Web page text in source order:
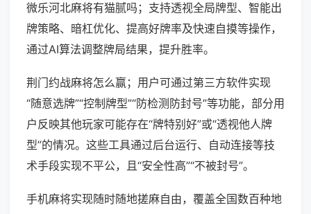
微乐河北麻将有猫腻吗；支持透视全局牌型、智能出
牌策略、暗杠优化、提高好牌率及快速自摸等操作，
通过AI算法调整牌局结果，提升胜率。
荆门约战麻将怎么赢；用户可通过第三方软件实现
“随意选牌”“控制牌型”“防检测防封号”等功能，部分用
户反映其他玩家可能存在“牌特别好”或“透视他人牌
型”的情况。这些工具通过后台运行、自动连接等技
术手段实现不平公，且“安全性高”“不被封号”。
手机麻将实现随时随地搓麻自由，覆盖全国数百种地